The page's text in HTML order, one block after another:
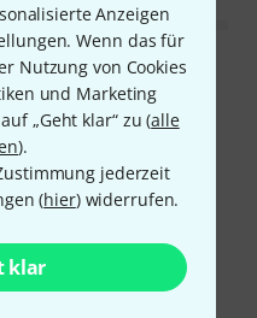
Anzeigen
Wenn das für
Nutzung von Cookies
und Marketing
„Geht klar“ zu (alle
).
jederzeit
(hier) widerrufen.
klar
auf dieses Produkt
guten Lautsprecherkabel
Besser hätte ich es
Vernünftiger Mantel,
selber gern